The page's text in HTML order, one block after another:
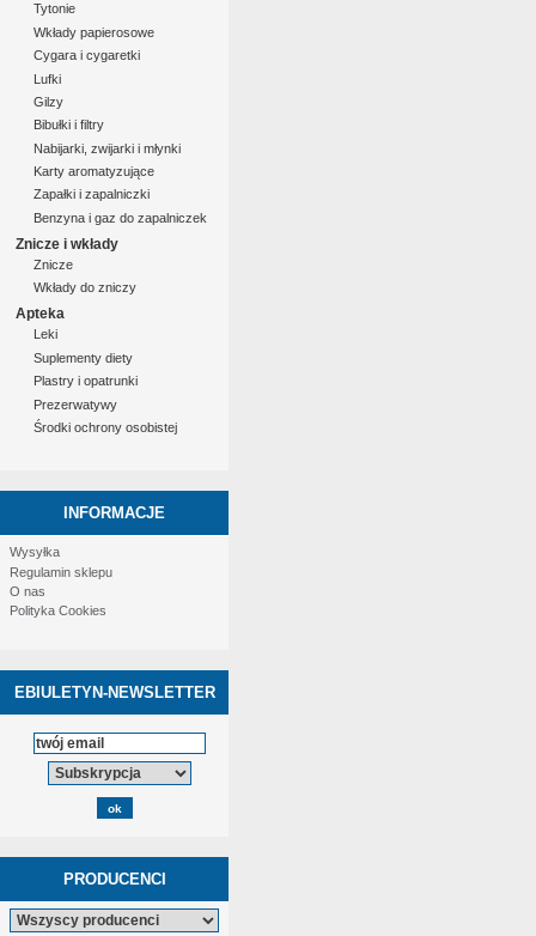
Tytonie
Wkłady papierosowe
Cygara i cygaretki
Lufki
Gilzy
Bibułki i filtry
Nabijarki, zwijarki i młynki
Karty aromatyzujące
Zapałki i zapalniczki
Benzyna i gaz do zapalniczek
Znicze i wkłady
Znicze
Wkłady do zniczy
Apteka
Leki
Suplementy diety
Plastry i opatrunki
Prezerwatywy
Środki ochrony osobistej
INFORMACJE
Wysyłka
Regulamin sklepu
O nas
Polityka Cookies
EBIULETYN-NEWSLETTER
PRODUCENCI